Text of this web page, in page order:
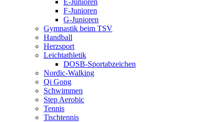
E-Junioren
F-Junioren
G-Junioren
Gymnastik beim TSV
Handball
Herzsport
Leichtathletik
DOSB-Sportabzeichen
Nordic-Walking
Qi Gong
Schwimmen
Step Aerobic
Tennis
Tischtennis